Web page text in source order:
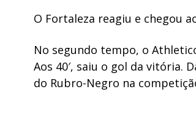
O Fortaleza reagiu e chegou
No segundo tempo, o
Aos 40′, saiu o gol da vitória.
do Rubro-Negro na